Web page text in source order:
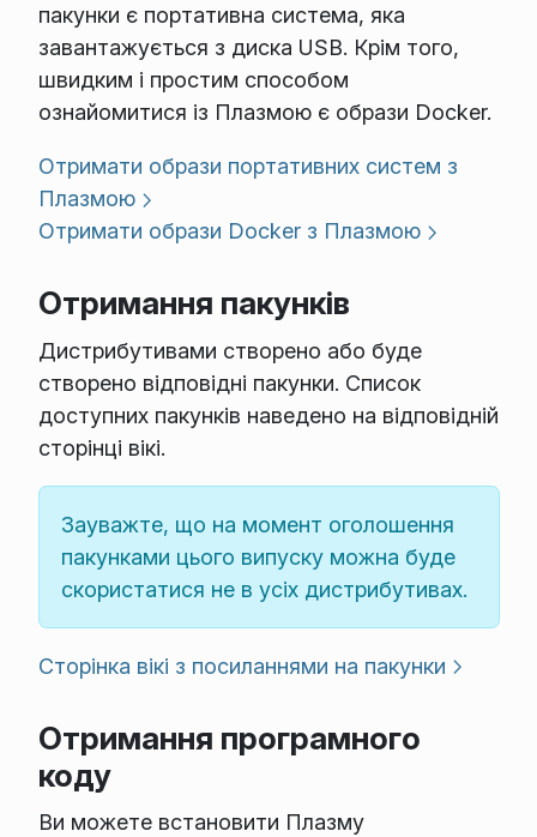
пакунки є портативна система, яка
завантажується з диска USB. Крім того,
швидким і простим способом
ознайомитися із Плазмою є образи Docker.
Отримати образи портативних систем з
Плазмою
Отримати образи Docker з Плазмою
Отримання пакунків
Дистрибутивами створено або буде
створено відповідні пакунки. Список
доступних пакунків наведено на відповідній
сторінці вікі.
Зауважте, що на момент оголошення
пакунками цього випуску можна буде
скористатися не в усіх дистрибутивах.
Сторінка вікі з посиланнями на пакунки
Отримання програмного
коду
Ви можете встановити Плазму